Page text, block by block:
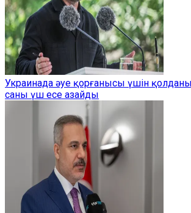
Украинада әуе қорғанысы үшін
саны үш есе азайды